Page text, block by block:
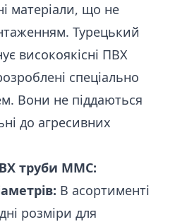
матеріали, що не
Турецький
високоякісні ПВХ
спеціально
Вони не піддаються
до агресивних
труби MMC:
В асортименті
розміри для